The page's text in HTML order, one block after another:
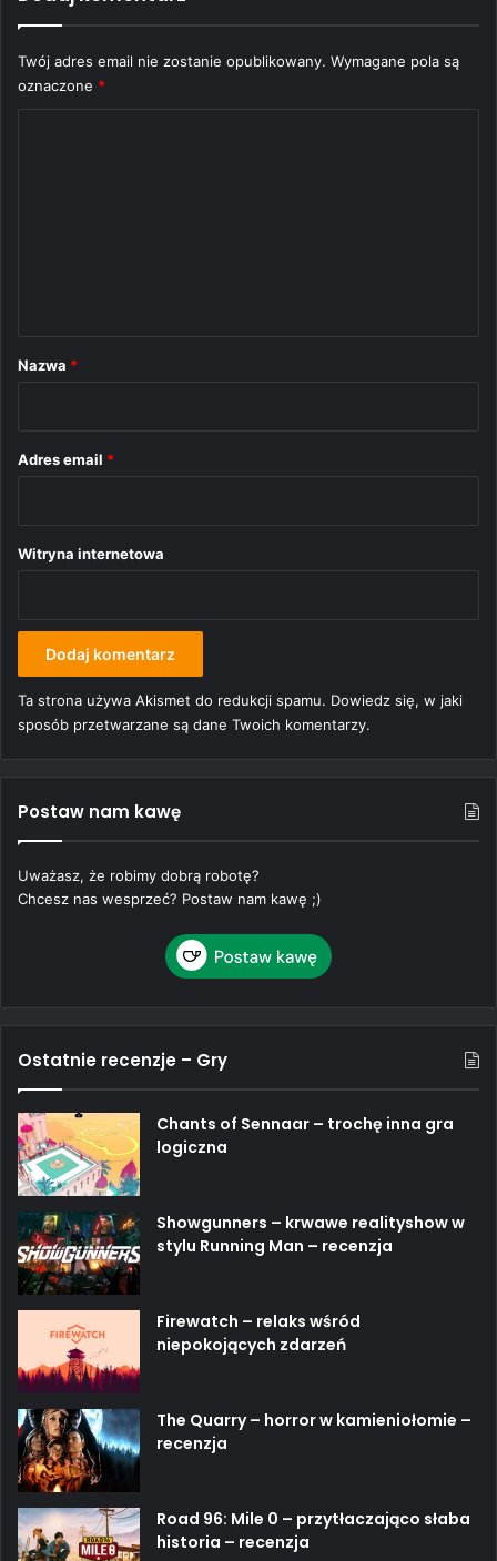
Twój adres email nie zostanie opublikowany. Wymagane pola są
oznaczone *
rNazwa *
Adres email *
Witryna internetowa
Ta strona używa Akismet do redukcji spamu. Dowiedz się, w jaki
sposób przetwarzane są dane Twoich komentarzy.
Postaw nam kawę
Uważasz, że robimy dobrą robotę?
Chcesz nas wesprzeć? Postaw nam kawę ;)
Ostatnie recenzje – Gry
Chants of Sennaar – trochę inna gra
logiczna
Showgunners – krwawe realityshow w
stylu Running Man – recenzja
Firewatch – relaks wśród
niepokojących zdarzeń
The Quarry – horror w kamieniołomie –
recenzja
Road 96: Mile 0 – przytłaczająco słaba
historia – recenzja